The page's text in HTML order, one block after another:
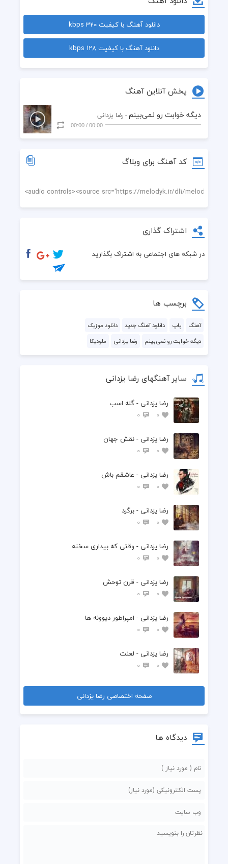
دانلود آهنگ با کیفیت 320 kbps
دانلود آهنگ با کیفیت 128 kbps
پخش آنلاین آهنگ
دیگه خوابت رو نمی‌بینم - رضا یزدانی
00:00
/
00:00
کد آهنگ برای وبلاگ
اشتراک گذاری
در شبکه های اجتماعی به اشتراک بگذارید
برچسب ها
آهنگ پاپ دانلود آهنگ جدید
دانلود موزیک
دیگه خوابت رو نمی‌بینم
رضا یزدانی ملودیکا
سایر آهنگهای رضا یزدانی
رضا یزدانی - گله اسب
0
0
رضا یزدانی - نقش جهان
0
0
رضا یزدانی - عاشقم باش
0
0
رضا یزدانی - برگرد
0
0
رضا یزدانی - وقتی که بیداری سخته
0
0
رضا یزدانی - قرن توحش
0
0
رضا یزدانی - امپراطور دیوونه ها
0
0
رضا یزدانی - لعنت
0
0
صفحه اختصاصی رضا یزدانی
دیدگاه ها